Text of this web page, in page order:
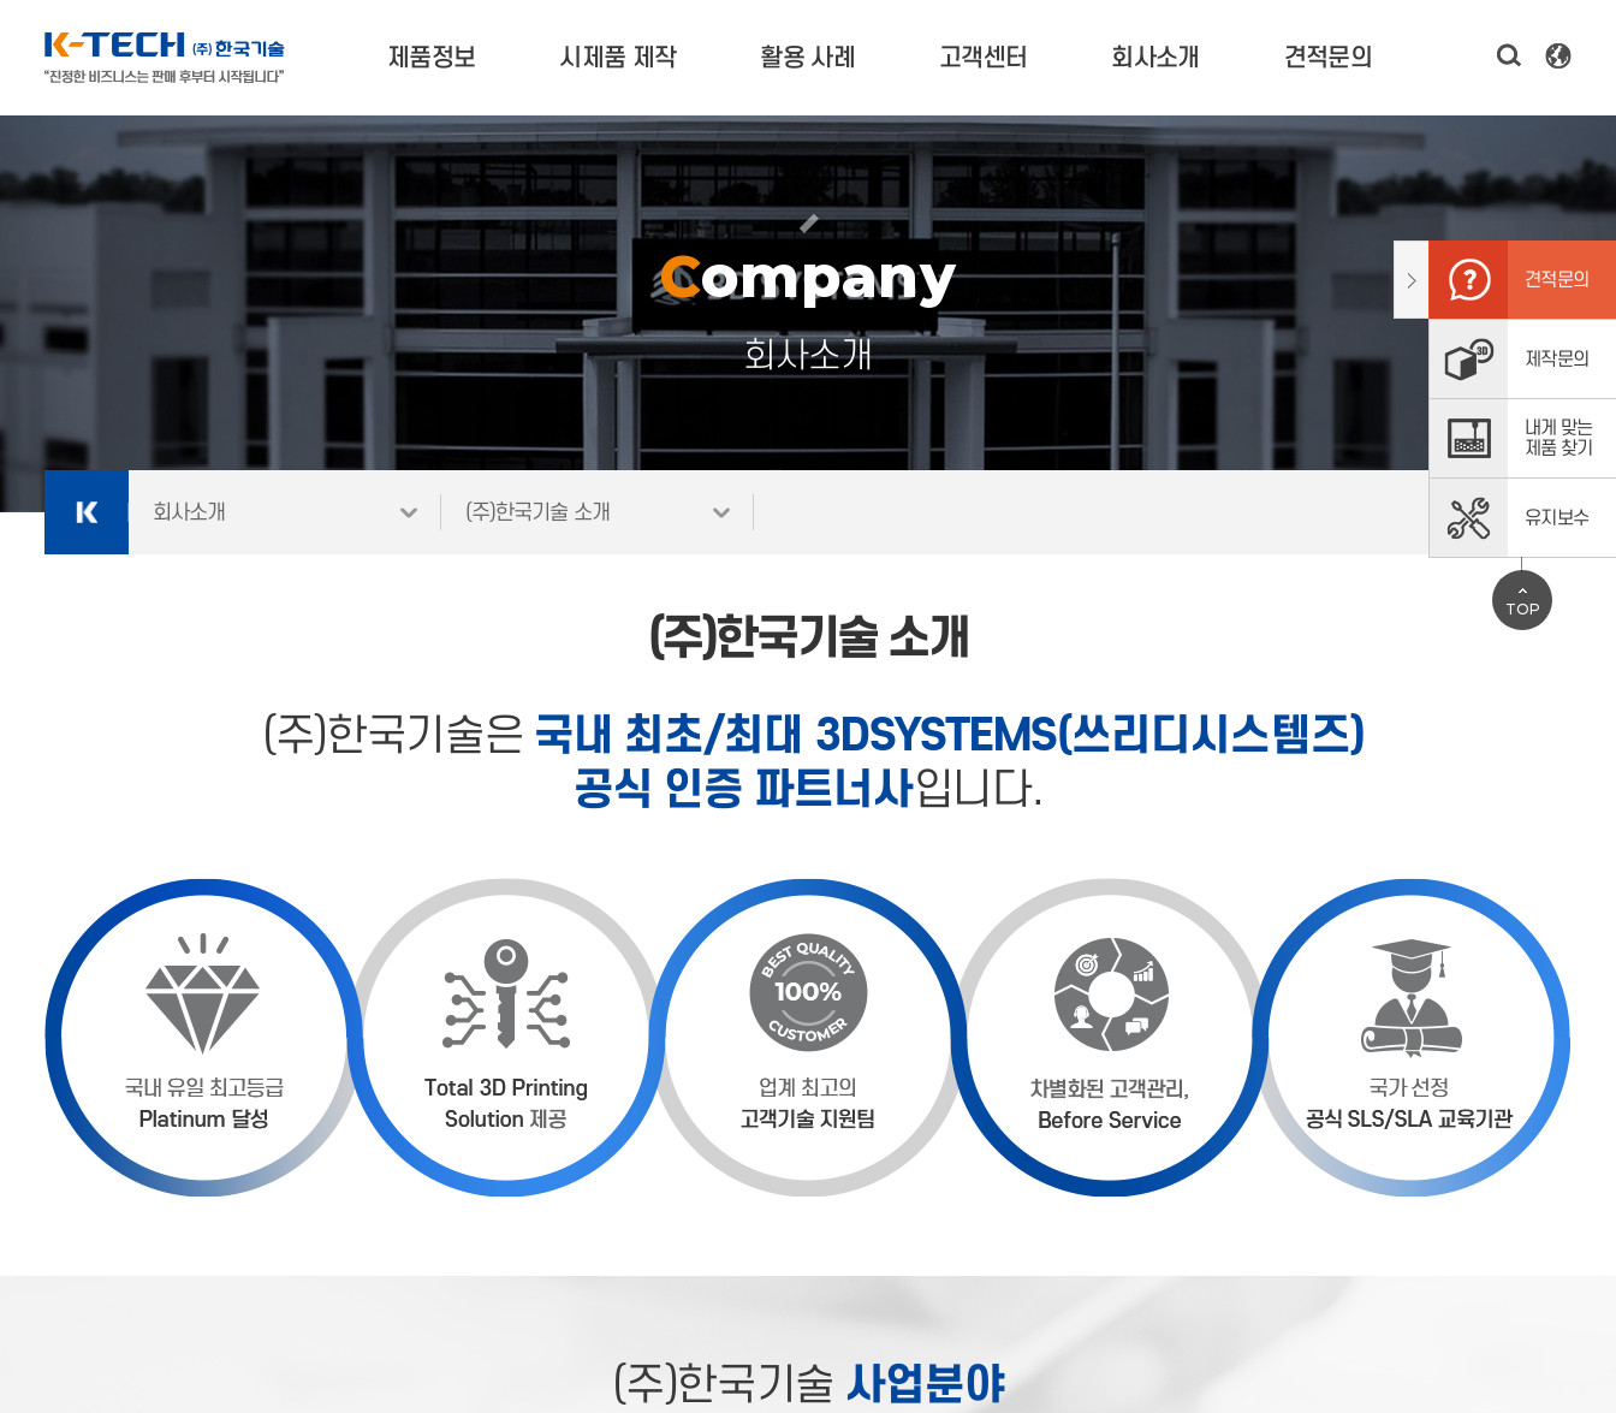
제품정보
나에게 맞는 제품찾기
3D스캐너 & 소프트웨어
시제품 제작
서비스 안내
제작문의 현황
포트폴리오
활용 사례
활용 사례
업계 소식
고객센터
고객 문의
유지 보수(A/S)
공지사항
자료실
회사소개
한국기술 소개
연혁 및 비전
조직도
주요고객
오시는 길
견적문의
3D 프린터 견적 문의
시제품 제작 문의
견적문의
제작문의
내게 맞는
제품 찾기
유지보수
TOP
Company
회사소개
회사소개 (주)한국기술 소개
(주)한국기술 소개
(주)한국기술은 국내 최초/최대 3DSYSTEMS(쓰리디시스템즈)
공식 인증 파트너사입니다.
(주)한국기술 사업분야